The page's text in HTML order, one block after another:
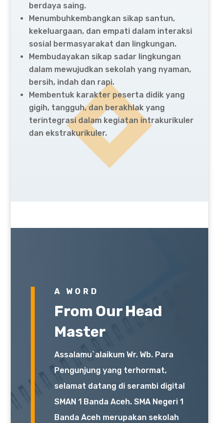
berdaya saing.
Menumbuhkembangkan sikap santun,
kekeluargaan, dan empati dalam interaksi
sosial bermasyarakat dan lingkungan.
Membudayakan sikap sadar lingkungan
dalam mewujudkan sekolah yang nyaman,
bersih, indah dan rapi.
Membentuk karakter peserta didik yang
gigih, tangguh, dan berakhlak yang
terintegrasi dalam kegiatan intrakurikuler
dan ekstrakurikuler.
A WORD
From Our Head
Master
Assalamu`alaikum Wr. Wb. Para
Pengunjung yang terhormat,
selamat datang di serambi digital
SMAN 1 Banda Aceh. SMA Negeri 1
Banda Aceh merupakan sekolah